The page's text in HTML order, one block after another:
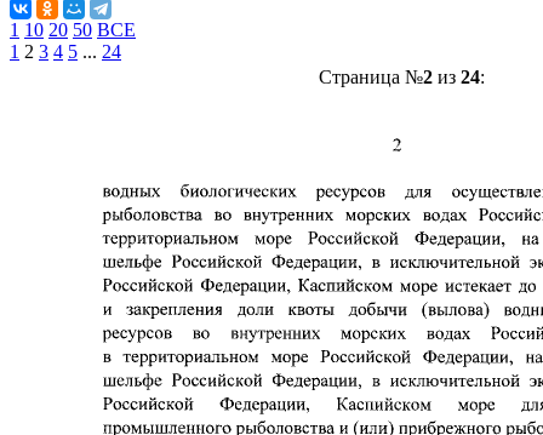
1 10 20 50 ВСЕ
1 2 3 4 5 ... 24
Страница №2из 24: